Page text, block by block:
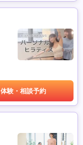
体験・相談予約